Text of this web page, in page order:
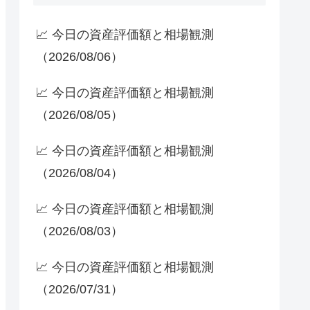
📈 今日の資産評価額と相場観測
（2026/08/06）
📈 今日の資産評価額と相場観測
（2026/08/05）
📈 今日の資産評価額と相場観測
（2026/08/04）
📈 今日の資産評価額と相場観測
（2026/08/03）
📈 今日の資産評価額と相場観測
（2026/07/31）